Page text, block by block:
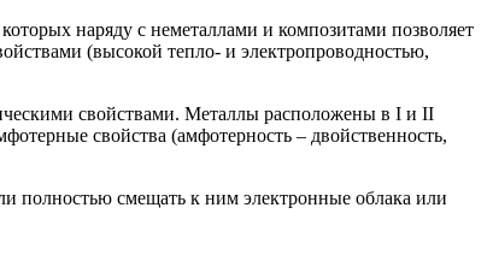
наряду с неметаллами и композитами позволяет
(высокой тепло- и электропроводностью,
свойствами. Металлы расположены в I и II
свойства (амфотерность – двойственность,
полностью смещать к ним электронные облака или